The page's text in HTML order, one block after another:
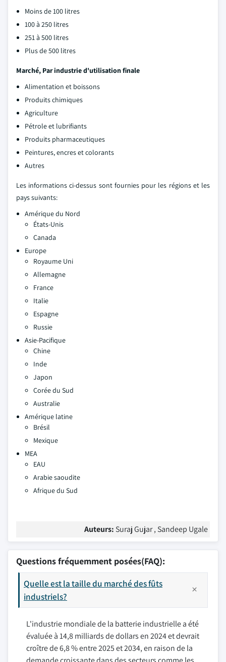
Moins de 100 litres
100 à 250 litres
251 à 500 litres
Plus de 500 litres
Marché, Par industrie d'utilisation finale
Alimentation et boissons
Produits chimiques
Agriculture
Pétrole et lubrifiants
Produits pharmaceutiques
Peintures, encres et colorants
Autres
Les informations ci-dessus sont fournies pour les régions et les
pays suivants:
Amérique du Nord
États-Unis
Canada
Europe
Royaume Uni
Allemagne
France
Italie
Espagne
Russie
Asie-Pacifique
Chine
Inde
Japon
Corée du Sud
Australie
Amérique latine
Brésil
Mexique
MEA
EAU
Arabie saoudite
Afrique du Sud
Auteurs: Suraj Gujar , Sandeep Ugale
Questions fréquemment posées(FAQ):
Quelle est la taille du marché des fûts
industriels?
L'industrie mondiale de la batterie industrielle a été
évaluée à 14,8 milliards de dollars en 2024 et devrait
croître de 6,8 % entre 2025 et 2034, en raison de la